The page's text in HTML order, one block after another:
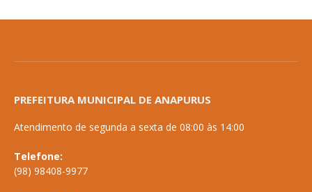
PREFEITURA MUNICIPAL DE ANAPURUS
Atendimento de segunda a sexta de 08:00 às 14:00
Telefone:
(98) 98408-9977